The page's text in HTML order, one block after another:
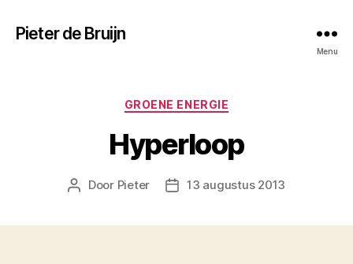
Pieter de Bruijn
Menu
Categorieën
GROENE ENERGIE
Hyperloop
Berichtauteur
Door Pieter Berichtdatum
13 augustus 2013